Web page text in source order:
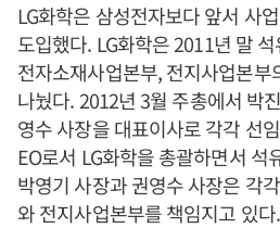
LG화학은 삼성전자보다 앞서 사
도입했다. LG화학은 2011년 말
전자소재사업본부, 전지사업본
나눴다. 2012년 3월 주총에서 박
영수 사장을 대표이사로 각각 선
EO로서 LG화학을 총괄하면서 석
박영기 사장과 권영수 사장은 각
와 전지사업본부를 책임지고 있다.